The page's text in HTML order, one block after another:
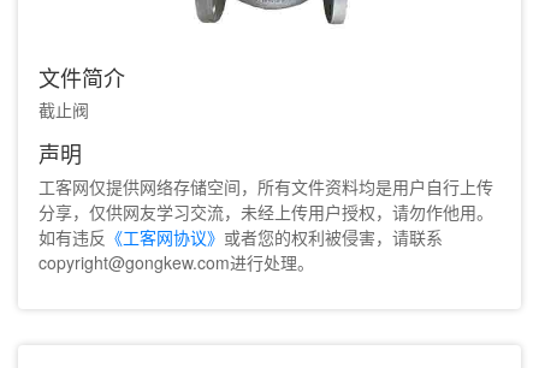
文件简介
截止阀
声明
工客网仅提供网络存储空间，所有文件资料均是用户自行上传
分享，仅供网友学习交流，未经上传用户授权，请勿作他用。
如有违反 《工客网协议》 或者您的权利被侵害，请联系
copyright@gongkew.com进行处理。